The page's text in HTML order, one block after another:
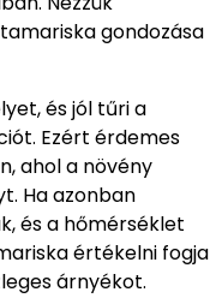
gondozása
és jól tűri a
Ezért érdemes
ahol a növény
Ha azonban
és a hőmérséklet
értékelni fogja
árnyékot.